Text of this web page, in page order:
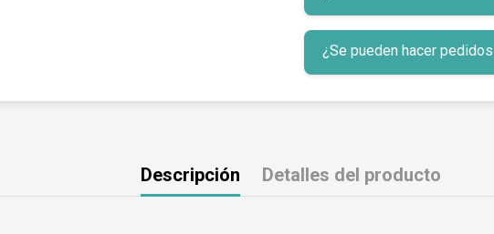
¿Se pueden hacer
Descripción Detalles del producto